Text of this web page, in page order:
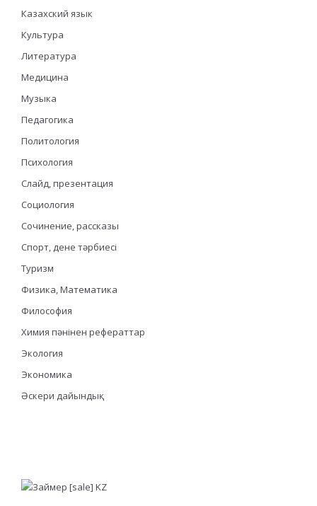
Казахский язык
Культура
Литература
Медицина
Музыка
Педагогика
Политология
Психология
Слайд, презентация
Социология
Сочинение, рассказы
Спорт, дене тәрбиесі
Туризм
Физика, Математика
Философия
Химия пәнінен рефераттар
Экология
Экономика
Әскери дайындық